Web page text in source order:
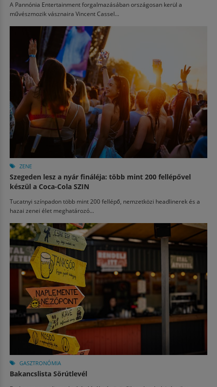
A Pannónia Entertainment forgalmazásában országosan kerül a
művészmozik vásznaira Vincent Cassel...
ZENE
Szegeden lesz a nyár fináléja: több mint 200 fellépővel
készül a Coca-Cola SZIN
Tucatnyi színpadon több mint 200 fellépő, nemzetközi headlinerek és a
hazai zenei élet meghatározó...
GASZTRONÓMIA
Bakancslista Sörútlevél